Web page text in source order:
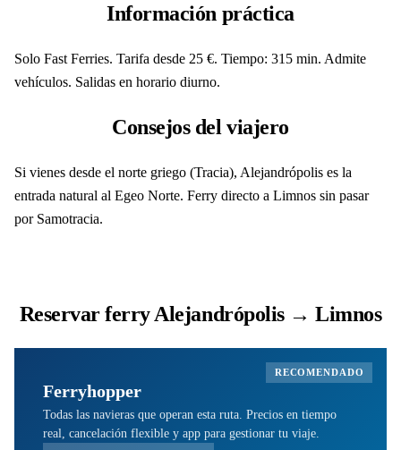
Información práctica
Solo Fast Ferries. Tarifa desde 25 €. Tiempo: 315 min. Admite
vehículos. Salidas en horario diurno.
Consejos del viajero
Si vienes desde el norte griego (Tracia), Alejandrópolis es la
entrada natural al Egeo Norte. Ferry directo a Limnos sin pasar
por Samotracia.
Reservar ferry Alejandrópolis → Limnos
RECOMENDADO
Ferryhopper
Todas las navieras que operan esta ruta. Precios en tiempo
real, cancelación flexible y app para gestionar tu viaje.